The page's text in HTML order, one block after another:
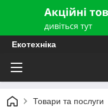
Екотехніка
Товари та послуги